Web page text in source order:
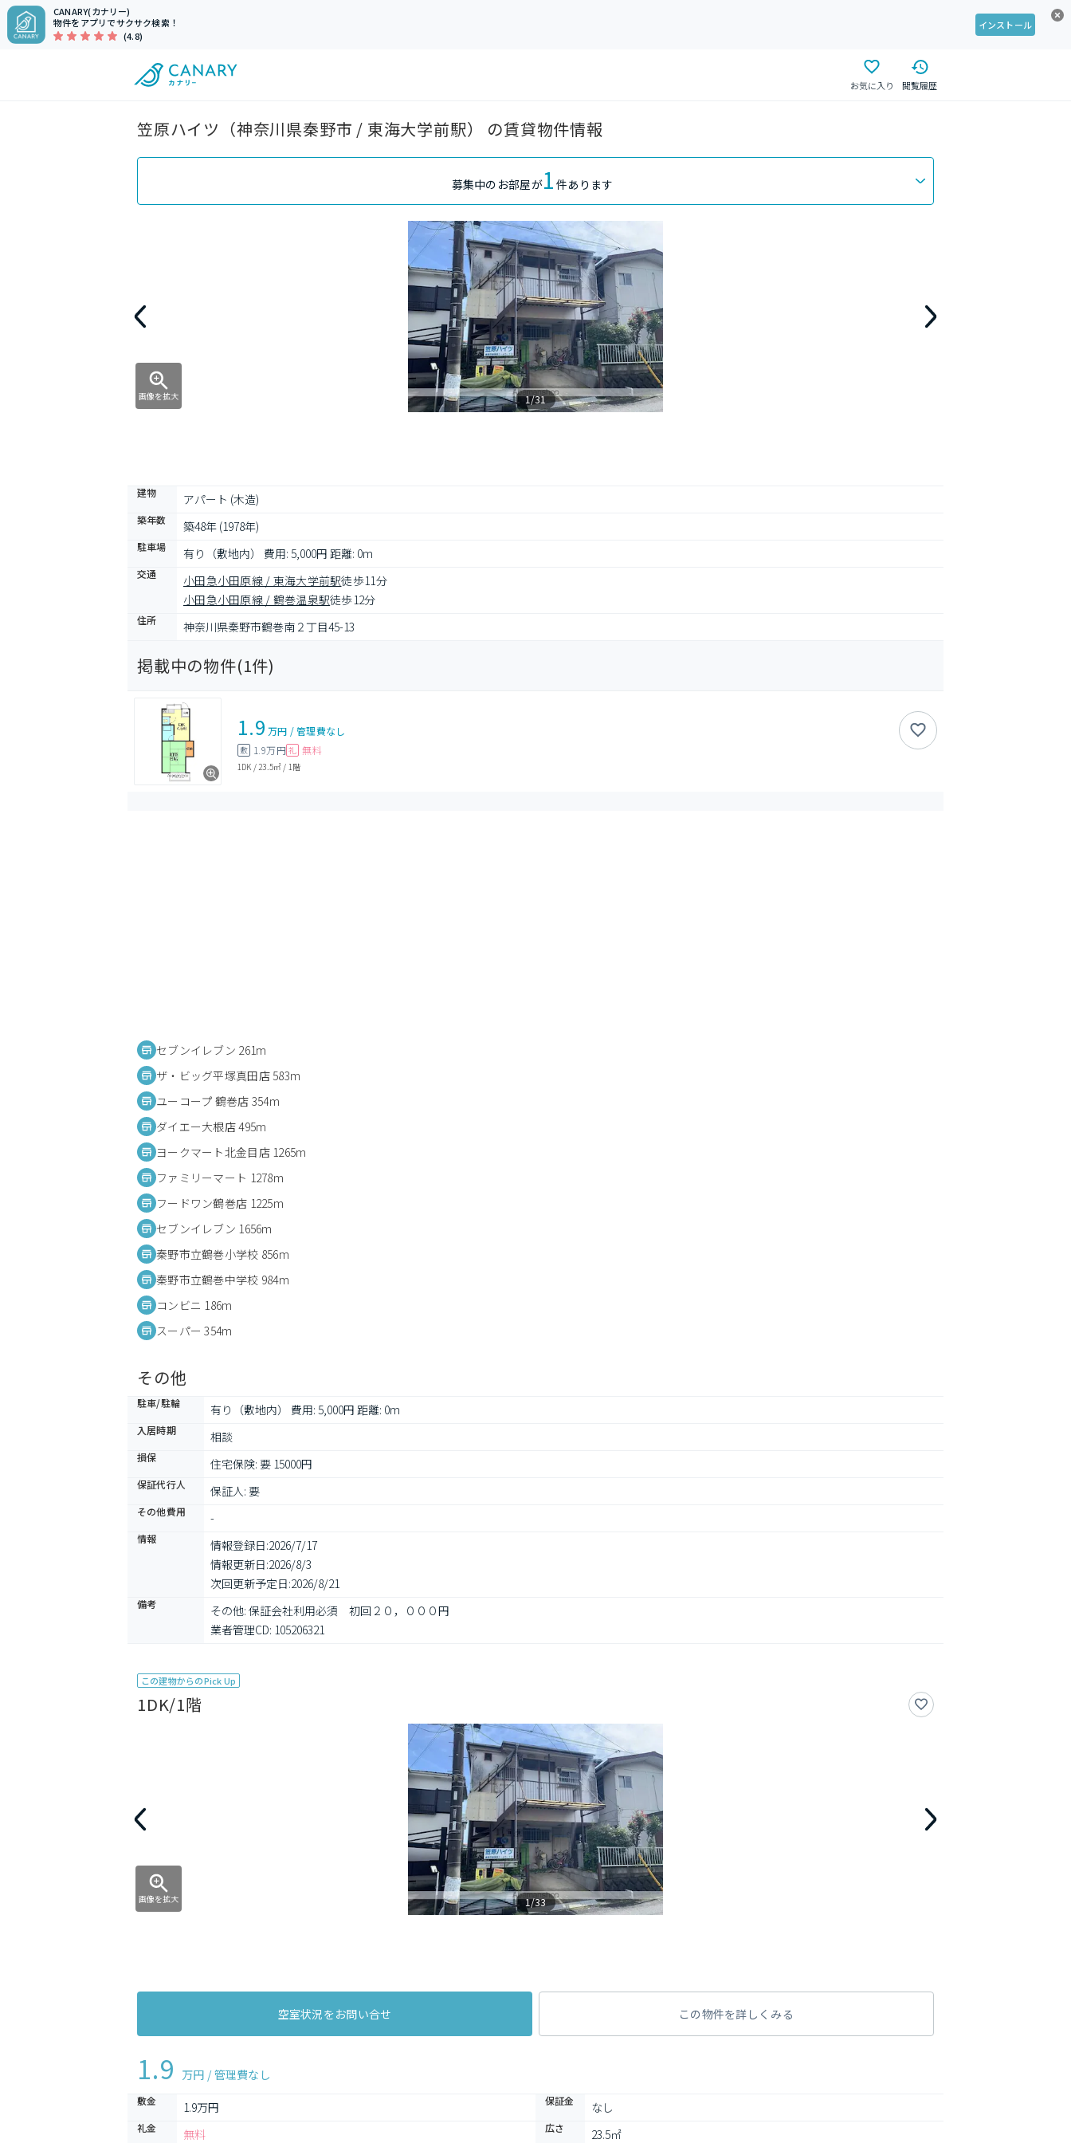
CANARY(カナリー)
物件をアプリでサクサク検索！
(4.8)
インストール
お気に入り 閲覧履歴
笠原ハイツ（神奈川県秦野市 / 東海大学前駅） の賃貸物件情報
募集中のお部屋が1 件あります
画像を拡大 1/31
建物 アパート (木造)
築年数 築48年 (1978年)
駐車場 有り（敷地内） 費用: 5,000円 距離: 0m
交通 小田急小田原線 / 東海大学前駅徒歩11分
小田急小田原線 / 鶴巻温泉駅徒歩12分
住所 神奈川県秦野市鶴巻南２丁目45-13
掲載中の物件(1件)
1.9 万円 /管理費なし
敷 1.9万円 礼 無料
1DK / 23.5㎡ / 1階
セブンイレブン 261m
ザ・ビッグ平塚真田店 583m
ユーコープ 鶴巻店 354m
ダイエー大根店 495m
ヨークマート北金目店 1265m
ファミリーマート 1278m
フードワン鶴巻店 1225m
セブンイレブン 1656m
秦野市立鶴巻小学校 856m
秦野市立鶴巻中学校 984m
コンビニ 186m
スーパー 354m
その他
駐車/駐輪 有り（敷地内） 費用: 5,000円 距離: 0m
入居時期 相談
損保 住宅保険: 要 15000円
保証代行人 保証人: 要
その他費用 -
情報 情報登録日:2026/7/17
情報更新日:2026/8/3
次回更新予定日:2026/8/21
備考
その他: 保証会社利用必須　初回２０，０００円
業者管理CD: 105206321
この建物からのPick Up
1DK/1階
画像を拡大 1/33
空室状況をお問い合せ この物件を詳しくみる
1.9 万円 / 管理費なし
敷金 1.9万円 保証金 なし
礼金 無料 広さ 23.5㎡